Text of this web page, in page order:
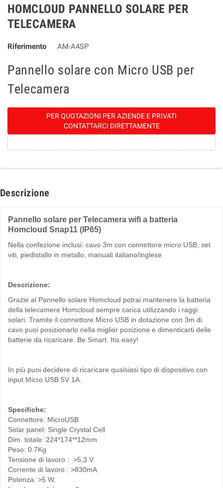
HOMCLOUD PANNELLO SOLARE PER
TELECAMERA
Riferimento AM-A4SP
Pannello solare con Micro USB per
Telecamera
PER QUOTAZIONI PER AZIENDE E PRIVATI
CONTATTARCI DIRETTAMENTE
Descrizione
Pannello solare per Telecamera wifi a batteria
Homcloud Snap11 (IP65)
Nella confezione inclusi: cavo 3m con connettore micro USB, set
viti, piedistallo in metallo, manuali italiano/inglese
Descrizione:
Grazie al Pannello solare Homcloud potrai mantenere la batteria
della telecamere Homcloud sempre carica utilizzando i raggi
solari. Tramite il connettore Micro USB in dotazione con 3m di
cavo puoi posizionarlo nella miglior posizione e dimenticarti delle
batterie da ricaricare. Be Smart. Itis easy!
In più puoi decidere di ricaricare qualsiasi tipo di dispositivo con
input Micro USB 5V 1A.
Specifiche:
Connettore: MicroUSB
Solar panel: Single Crystal Cell
Dim. totale: 224*174**12mm
Peso: 0.7Kg
Tensione di lavoro : >5,3 V.
Corrente di lavoro : >830mA
Potenza: >5 W.